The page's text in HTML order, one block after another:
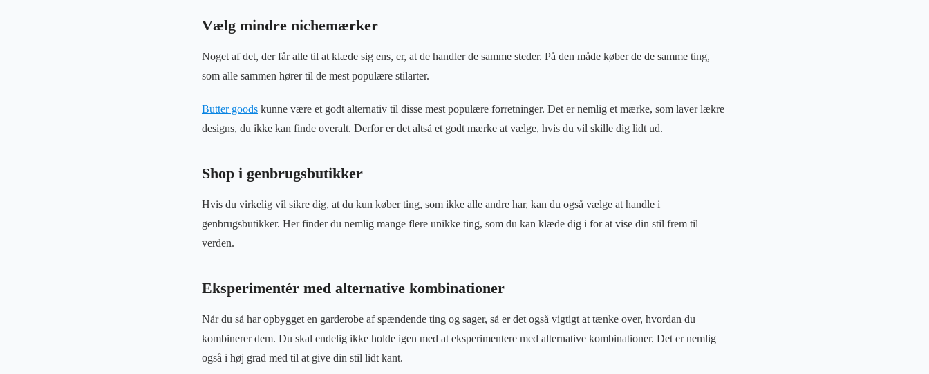
Vælg mindre nichemærker
Noget af det, der får alle til at klæde sig ens, er, at de handler de samme steder. På den måde køber de de samme ting,
som alle sammen hører til de mest populære stilarter.
Butter goods kunne være et godt alternativ til disse mest populære forretninger. Det er nemlig et mærke, som laver lækre
designs, du ikke kan finde overalt. Derfor er det altså et godt mærke at vælge, hvis du vil skille dig lidt ud.
Shop i genbrugsbutikker
Hvis du virkelig vil sikre dig, at du kun køber ting, som ikke alle andre har, kan du også vælge at handle i
genbrugsbutikker. Her finder du nemlig mange flere unikke ting, som du kan klæde dig i for at vise din stil frem til
verden.
Eksperimentér med alternative kombinationer
Når du så har opbygget en garderobe af spændende ting og sager, så er det også vigtigt at tænke over, hvordan du
kombinerer dem. Du skal endelig ikke holde igen med at eksperimentere med alternative kombinationer. Det er nemlig
også i høj grad med til at give din stil lidt kant.